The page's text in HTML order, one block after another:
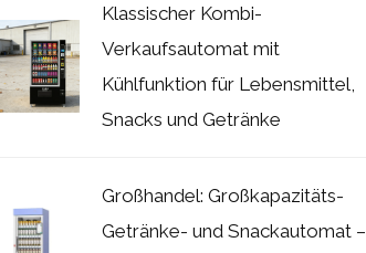
Klassischer Kombi-
Verkaufsautomat mit
Kühlfunktion für Lebensmittel,
Snacks und Getränke
Großhandel: Großkapazitäts-
Getränke- und Snackautomat –